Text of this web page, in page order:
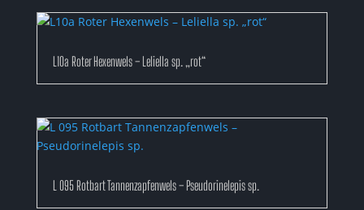
L10a Roter Hexenwels – Leliella sp. „rot“
L 095 Rotbart Tannenzapfenwels – Pseudorinelepis sp.